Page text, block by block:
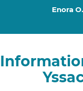
Enora O.